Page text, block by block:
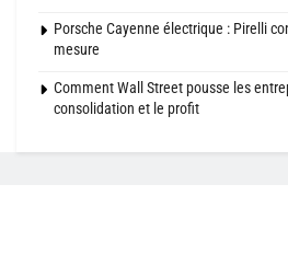
Porsche Cayenne électrique : Pirelli
mesure
Comment Wall Street pousse les
consolidation et le profit